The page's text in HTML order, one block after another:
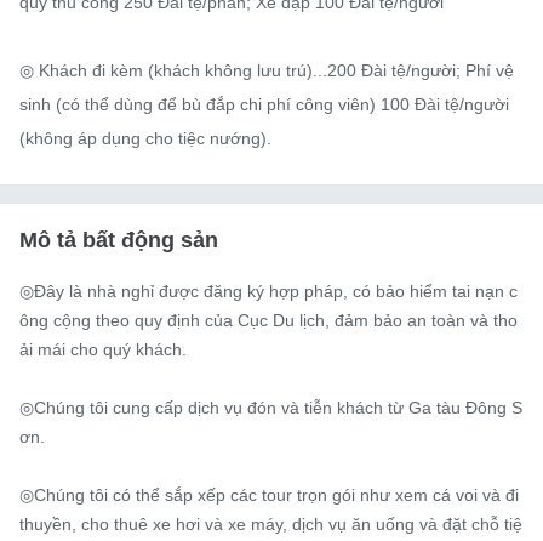
◎ Khách đi kèm (khách không lưu trú)...200 Đài tệ/người; Phí vệ
sinh (có thể dùng để bù đắp chi phí công viên) 100 Đài tệ/người
(không áp dụng cho tiệc nướng).
Mô tả bất động sản
◎Đây là nhà nghỉ được đăng ký hợp pháp, có bảo hiểm tai nạn c
ông cộng theo quy định của Cục Du lịch, đảm bảo an toàn và tho
ải mái cho quý khách.
◎Chúng tôi cung cấp dịch vụ đón và tiễn khách từ Ga tàu Đông S
ơn.
◎Chúng tôi có thể sắp xếp các tour trọn gói như xem cá voi và đi
thuyền, cho thuê xe hơi và xe máy, dịch vụ ăn uống và đặt chỗ tiệ